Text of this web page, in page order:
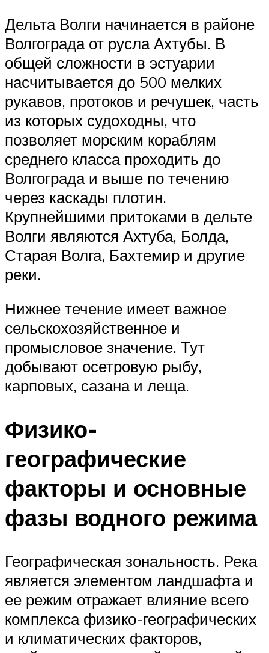
Дельта Волги начинается в районе
Волгограда от русла Ахтубы. В
общей сложности в эстуарии
насчитывается до 500 мелких
рукавов, протоков и речушек, часть
из которых судоходны, что
позволяет морским кораблям
среднего класса проходить до
Волгограда и выше по течению
через каскады плотин.
Крупнейшими притоками в дельте
Волги являются Ахтуба, Болда,
Старая Волга, Бахтемир и другие
реки.
Нижнее течение имеет важное
сельскохозяйственное и
промысловое значение. Тут
добывают осетровую рыбу,
карповых, сазана и леща.
Физико-
географические
факторы и основные
фазы водного режима
Географическая зональность. Река
является элементом ландшафта и
ее режим отражает влияние всего
комплекса физико-географических
и климатических факторов,